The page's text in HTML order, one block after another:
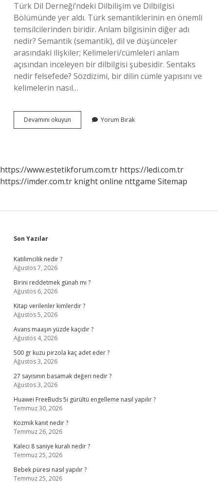
Türk Dil Derneği’ndeki Dilbilişim ve Dilbilgisi
Bölümünde yer aldı. Türk semantiklerinin en önemli
temsilcilerinden biridir. Anlam bilgisinin diğer adı
nedir? Semantik (semantik), dil ve düşünceler
arasındaki ilişkiler; Kelimeleri/cümleleri anlam
açısından inceleyen bir dilbilgisi şubesidir. Sentaks
nedir felsefede? Sözdizimi, bir dilin cümle yapısını ve
kelimelerin nasıl…
Devamını okuyun
Biliminin
Yorum Bırak
https://www.estetikforum.com.tr https://ledi.com.tr
https://imder.com.tr knight online nttgame Sitemap
Sidebar
Son Yazılar
Katilimcilik nedir ?
Ağustos 7, 2026
Birini reddetmek günah mı ?
Ağustos 6, 2026
Kitap verilenler kimlerdir ?
Ağustos 5, 2026
Avans maaşın yüzde kaçıdır ?
Ağustos 4, 2026
500 gr kuzu pirzola kaç adet eder ?
Ağustos 3, 2026
27 sayısının basamak değeri nedir ?
Ağustos 3, 2026
Huawei FreeBuds 5i gürültü engelleme nasıl yapılır ?
Temmuz 30, 2026
Kozmik kanıt nedir ?
Temmuz 26, 2026
Kaleci 8 saniye kuralı nedir ?
Temmuz 25, 2026
Bebek püresi nasıl yapılır ?
Temmuz 25, 2026